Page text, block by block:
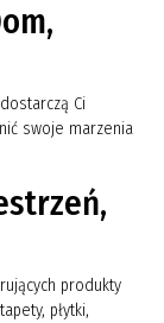
Ci
swoje marzenia
produkty
płytki,